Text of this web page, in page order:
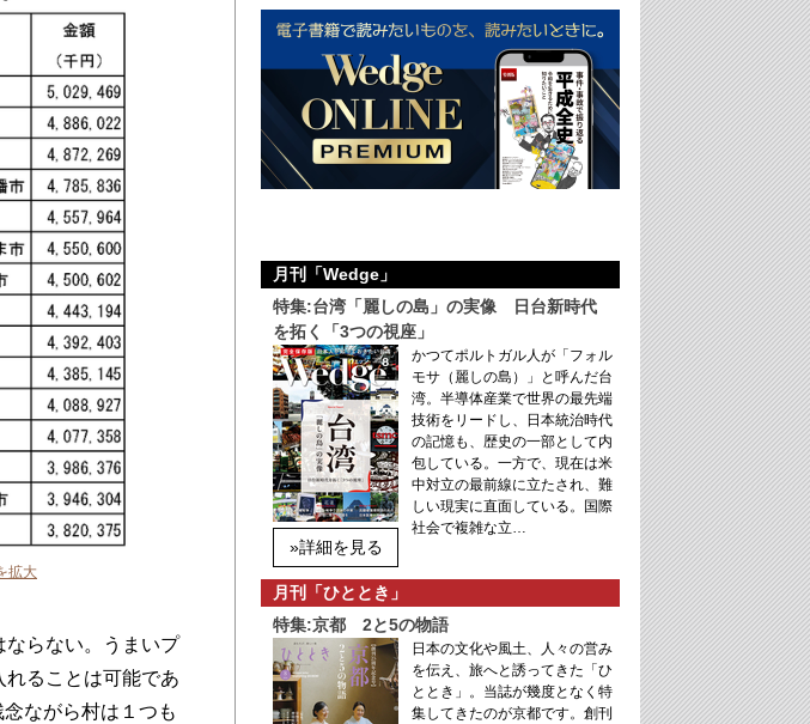
拡大
らない。うまいプ
ることは可能であ
ながら村は１つも
月刊「Wedge」
特集:台湾「麗しの島」の実像 日台新時代
を拓く「3つの視座」
»詳細を見る
かつてポルトガル人が「フォル
モサ（麗しの島）」と呼んだ台
湾。半導体産業で世界の最先端
技術をリードし、日本統治時代
の記憶も、歴史の一部として内
包している。一方で、現在は米
中対立の最前線に立たされ、難
しい現実に直面している。国際
社会で複雑な立…
月刊「ひととき」
特集:京都 2と5の物語
日本の文化や風土、人々の営み
を伝え、旅へと誘ってきた「ひ
ととき」。当誌が幾度となく特
集してきたのが京都です。創刊